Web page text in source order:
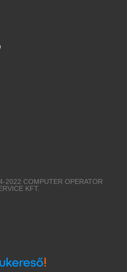
2022 COMPUTER OPERATOR
KFT.